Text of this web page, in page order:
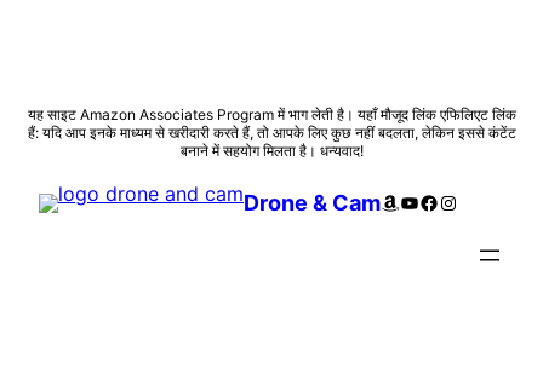
सामग्री
यह साइट Amazon Associates Program में भाग लेती है। यहाँ मौजूद लिंक एफिलिएट लिंक
हैं: यदि आप इनके माध्यम से खरीदारी करते हैं, तो आपके लिए कुछ नहीं बदलता, लेकिन इससे कंटेंट
बनाने में सहयोग मिलता है। धन्यवाद!
Drone & CamAmazon
YouTube
Facebook
Instagram